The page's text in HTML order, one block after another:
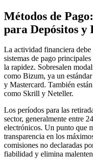
Métodos de
para Depósitos y
La actividad financiera
sistemas de pago
la rapidez. Sobresalen
como Bizum, ya un
y Mastercard. También
como Skrill y Neteller.
Los períodos para las
sector, generalmente entre
electrónicos. Un punto que
transparencia en los
comisiones no declaradas
fiabilidad y elimina